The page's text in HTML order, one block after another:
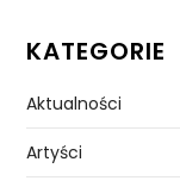
KATEGORIE
Aktualności
Artyści